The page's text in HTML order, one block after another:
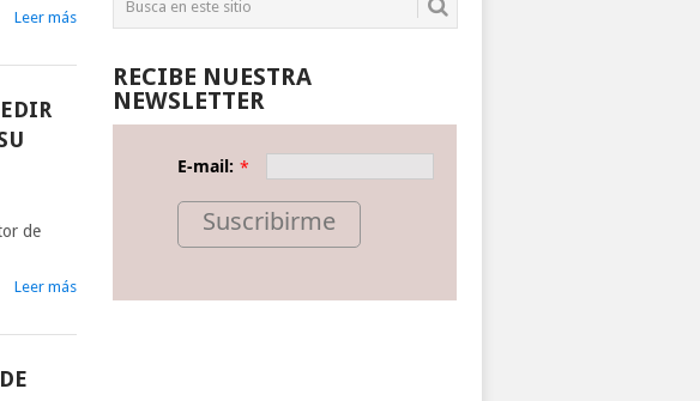
Leer más
de
Leer más
RECIBE NUESTRA
NEWSLETTER
E-mail: *
Suscribirme